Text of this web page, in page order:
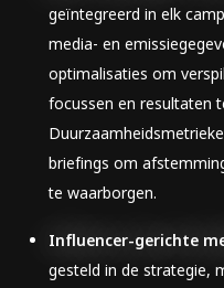
geïntegreerd in elk
media- en
optimalisaties om
focussen en resultaten
briefings om
te waarborgen.
Influencer-gerichte
gesteld in de strategie,